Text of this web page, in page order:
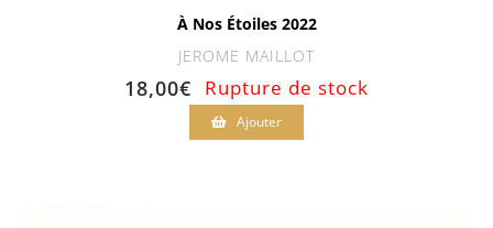
À Nos Étoiles 2022
JEROME MAILLOT
18,00€ Rupture de stock
Ajouter